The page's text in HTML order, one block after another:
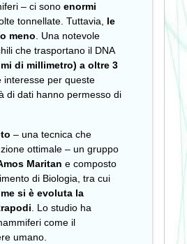
– ci sonoenormi
tonnellate. Tuttavia, le
meno . Una notevole
che trasportano il DNA
di millimetro) a oltre 3
interesse per queste
di dati hanno permesso di
– una tecnica che
ottimale – un gruppo
Maritan e composto
di Biologia, tra cui
si è evoluta la
. Lo studio ha
come il
umano.